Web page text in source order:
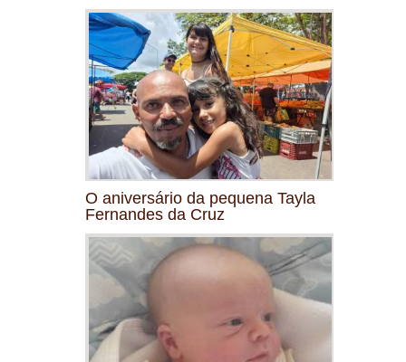
O aniversário da pequena Tayla
Fernandes da Cruz